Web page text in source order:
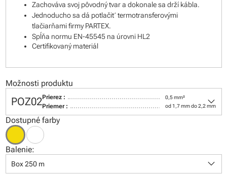
Zachováva svoj pôvodný tvar a dokonale sa drží kábla.
Jednoducho sa dá potlačiť termotransferovými
tlačiarňami firmy PARTEX.
Spĺňa normu EN-45545 na úrovni HL2
Certifikovaný materiál
Možnosti produktu
POZ02Prierez : 0,5 mm²
Priemer : od 1,7 mm do 2,2 mm
keyboard_arrow_down
Dostupné farby
Balenie:
Box 250 m keyboard_arrow_down